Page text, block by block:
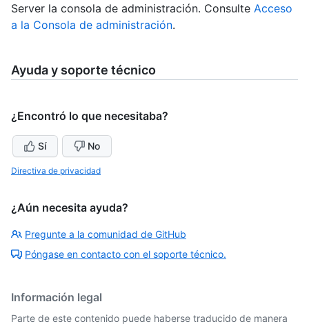
Server la consola de administración. Consulte Acceso
a la Consola de administración.
Ayuda y soporte técnico
¿Encontró lo que necesitaba?
Sí No
Directiva de privacidad
¿Aún necesita ayuda?
Pregunte a la comunidad de GitHub
Póngase en contacto con el soporte técnico.
Información legal
Parte de este contenido puede haberse traducido de manera